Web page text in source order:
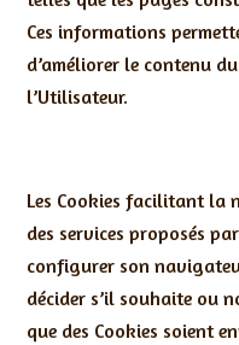
Ces informations
d’améliorer le contenu
l’Utilisateur.
Les Cookies facilitant
des services proposés
configurer son
décider s’il souhaite ou
que des Cookies soient